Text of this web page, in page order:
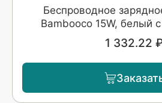
Беспроводное
Bambooco 15W, белый
1 332.22